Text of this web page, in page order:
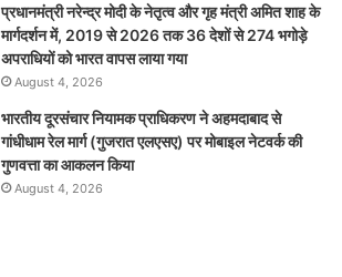
प्रधानमंत्री नरेन्द्र मोदी के नेतृत्व और गृह मंत्री अमित शाह के
मार्गदर्शन में, 2019 से 2026 तक 36 देशों से 274 भगोड़े
अपराधियों को भारत वापस लाया गया
August 4, 2026
भारतीय दूरसंचार नियामक प्राधिकरण ने अहमदाबाद से
गांधीधाम रेल मार्ग (गुजरात एलएसए) पर मोबाइल नेटवर्क की
गुणवत्ता का आकलन किया
August 4, 2026